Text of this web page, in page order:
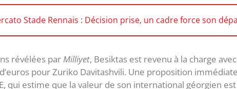
Stade Rennais : Décision prise, un cadre force son
révélées parMilliyet, Besiktas est revenu à la charge
pour Zuriko Davitashvili. Une proposition
qui estime que la valeur de son international géorgien